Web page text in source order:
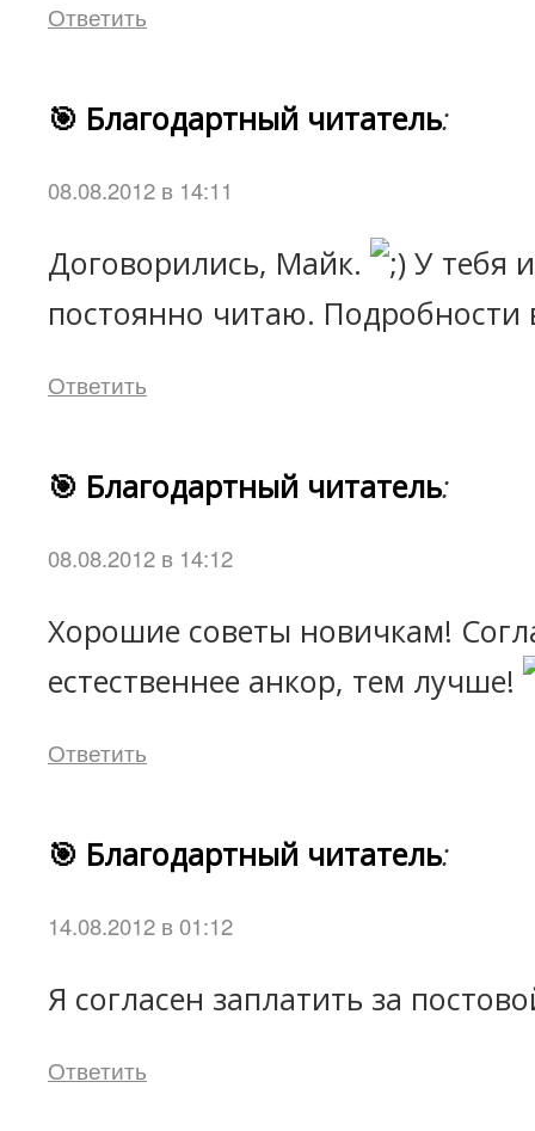
Ответить
🎯 Благодартный читатель:
08.08.2012 в 14:11
Договорились, Майк.
У тебя
постоянно читаю. Подробности
Ответить
🎯 Благодартный читатель:
08.08.2012 в 14:12
Хорошие советы новичкам!
естественнее анкор, тем лучше!
Ответить
🎯 Благодартный читатель:
14.08.2012 в 01:12
Я согласен заплатить за
Ответить